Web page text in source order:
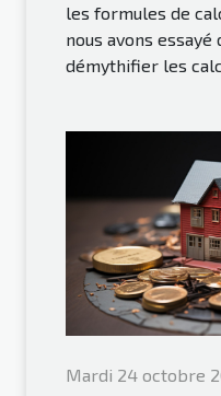
les formules de
nous avons
démythifier les
Mardi 24 octobre